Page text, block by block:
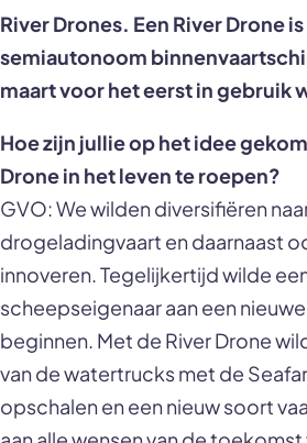
River Drones. Een River Drone
semiautonoom
maart voor het eerst in gebruik
Hoe zijn jullie op het idee
Drone in het leven te roepen?
GVO: We wilden diversifiëren
drogeladingvaart en daarnaast
innoveren. Tegelijkertijd wilde
scheepseigenaar aan een
beginnen. Met de River Drone
van de watertrucks met de
opschalen en een nieuw soort